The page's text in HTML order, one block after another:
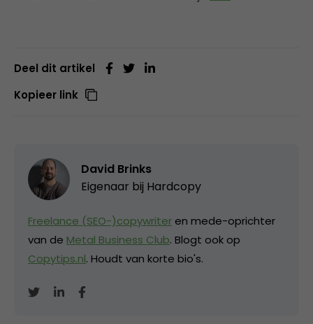
Deel dit artikel
Kopieer link
David Brinks
Eigenaar bij Hardcopy
Freelance (SEO-)copywriter en mede-oprichter
van de Metal Business Club. Blogt ook op
Copytips.nl. Houdt van korte bio's.